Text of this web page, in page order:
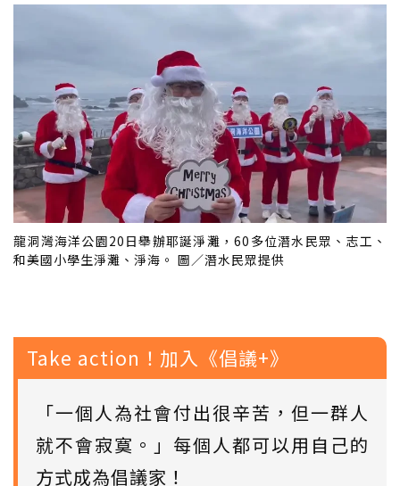
龍洞灣海洋公園20日舉辦耶誕淨灘，60多位潛水民眾、志工、
和美國小學生淨灘、淨海。 圖／潛水民眾提供
Take action！加入《倡議+》
「一個人為社會付出很辛苦，但一群人
就不會寂寞。」每個人都可以用自己的
方式成為倡議家！